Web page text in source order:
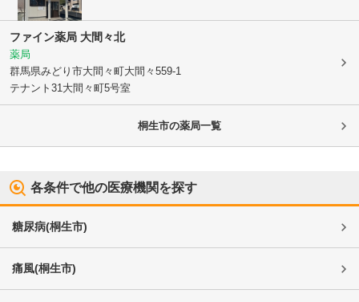
ファイン薬局 大間々北
薬局
群馬県みどり市大間々町大間々559-1
テナント31大間々町5号室
桐生市の薬局一覧
各条件で他の医療機関を探す
糖尿病(桐生市)
痛風(桐生市)